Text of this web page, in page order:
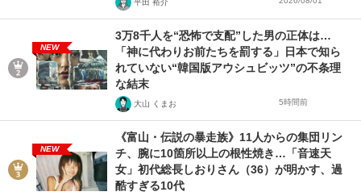
平田 裕介
NEW
3万8千人を“恐怖で支配”した男の正体は…
「神に代わりお前たちを罰する」日本で知ら
れていない“韓国版アウシュビッツ”の不条理
な結末
大山 くまお 5時間前
NEW
《富山・伝説の暴走族》11人からの集団リン
チ、腕に10箇所以上の根性焼き…「音速天
女」初代総長しおりさん（36）が明かす、過
酷すぎる10代